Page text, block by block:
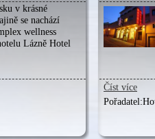
v krásné
se nachází
wellness
Lázně Hotel
Číst více
Pořadatel: